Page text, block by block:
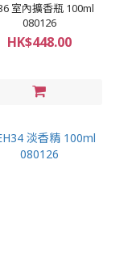
室內擴香瓶 100ml
080126
HK$448.00